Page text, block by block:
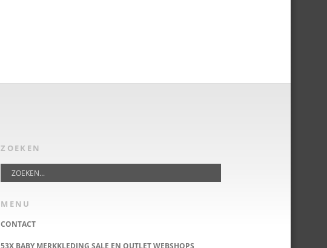
ZOEKEN
MENU
CONTACT
53X BABY MERKKLEDING SALE EN OUTLET WEBSHOPS